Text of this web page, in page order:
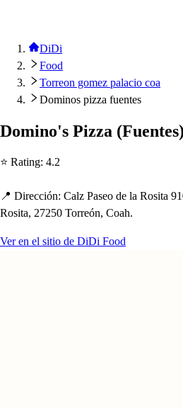
DiDi
Food
Torreon gomez palacio coa
Dominos pizza fuentes
Domino's Pizza (Fuentes)
⭐ Rating: 4.2
📍 Dirección: Calz Paseo de la Rosita
Rosita, 27250 Torreón, Coah.
Ver en el sitio de DiDi Food